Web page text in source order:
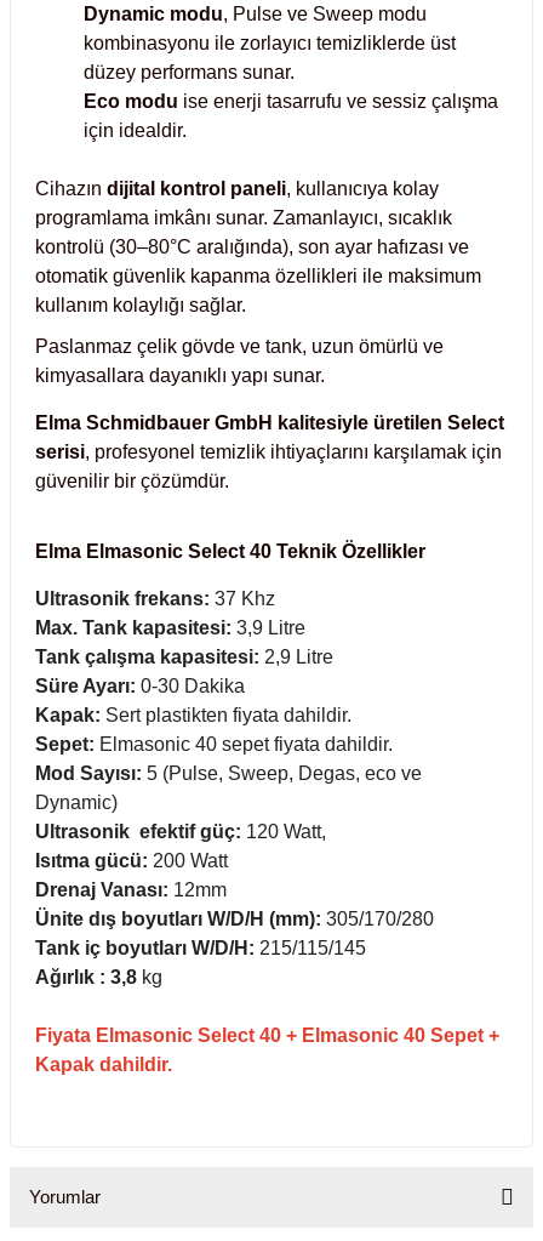
Buz Yapma Makineleri
Bulaşık Yıkama Makineleri
Öğütücü ve Mikserler
Küvetleri
Dynamic modu, Pulse ve Sweep modu
kombinasyonu ile zorlayıcı temizliklerde üst
düzey performans sunar.
Eco modu ise enerji tasarrufu ve sessiz çalışma
için idealdir.
Cihazın dijital kontrol paneli, kullanıcıya kolay
programlama imkânı sunar. Zamanlayıcı, sıcaklık
kontrolü (30–80°C aralığında), son ayar hafızası ve
otomatik güvenlik kapanma özellikleri ile maksimum
kullanım kolaylığı sağlar.
Paslanmaz çelik gövde ve tank, uzun ömürlü ve
kimyasallara dayanıklı yapı sunar.
Elma Schmidbauer GmbH kalitesiyle üretilen Select
serisi, profesyonel temizlik ihtiyaçlarını karşılamak için
güvenilir bir çözümdür.
Elma Elmasonic Select 40 Teknik Özellikler
Ultrasonik frekans: 37 Khz
Max. Tank kapasitesi: 3,9 Litre
Tank çalışma kapasitesi: 2,9 Litre
Süre Ayarı: 0-30 Dakika
Kapak: Sert plastikten fiyata dahildir.
Sepet: Elmasonic 40 sepet fiyata dahildir.
Mod Sayısı: 5 (Pulse, Sweep, Degas, eco ve
Dynamic)
Ultrasonik efektif güç: 120 Watt,
Isıtma gücü: 200 Watt
Drenaj Vanası: 12mm
Ünite dış boyutları W/D/H (mm): 305/170/280
Tank iç boyutları W/D/H: 215/115/145
Ağırlık : 3,8 kg
Fiyata Elmasonic Select 40 + Elmasonic 40 Sepet +
Kapak dahildir.
Yorumlar